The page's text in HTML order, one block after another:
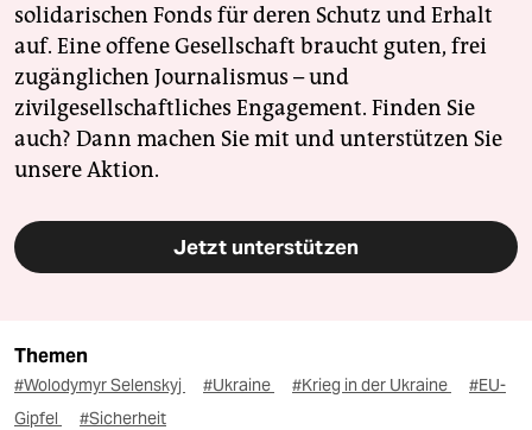
solidarischen Fonds für deren Schutz und Erhalt
auf. Eine offene Gesellschaft braucht guten, frei
zugänglichen Journalismus – und
zivilgesellschaftliches Engagement. Finden Sie
auch? Dann machen Sie mit und unterstützen Sie
unsere Aktion.
Jetzt unterstützen
Themen
#Wolodymyr Selenskyj #Ukraine #Krieg in der Ukraine
#EU-
Gipfel
#Sicherheit